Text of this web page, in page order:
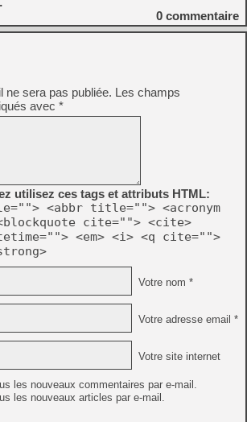
0 commentaire
ne sera pas publiée. Les champs
avec *
utilisez ces tags et attributs HTML:
<abbr title=""> <acronym
cite=""> <cite>
<em> <i> <q cite="">
Votre nom *
Votre adresse email *
Votre site internet
les nouveaux commentaires par e-mail.
les nouveaux articles par e-mail.